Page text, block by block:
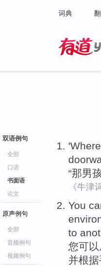
词典
双语例句
全部
口语
书面语
论文
原声例句
全部
音频例句
视频例句
'
“那男
《牛津
You
to
您可以
并根据